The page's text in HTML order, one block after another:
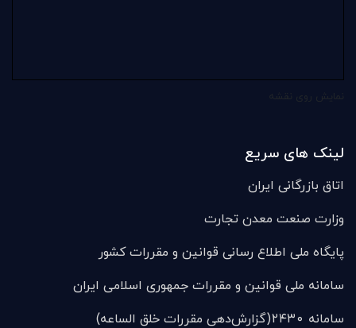
لینک های سریع
اتاق بازرگانی ایران
وزارت صنعت معدن تجارت
پایگاه ملی اطلاع رسانی قوانین و مقررات کشور
سامانه ملی قوانين و مقررات جمهوری اسلامی ایران
سامانه ۲۴۳۰(گزارش‌دهی مقررات خلق الساعه)